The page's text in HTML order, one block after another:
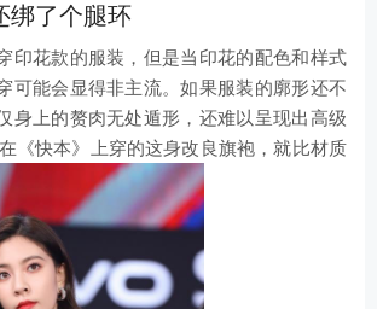
绑了个腿环
印花款的服装，但是当印花的配色和样式
可能会显得非主流。如果服装的廓形还不
身上的赘肉无处遁形，还难以呈现出高级
《快本》上穿的这身改良旗袍，就比材质
登感，时髦又复